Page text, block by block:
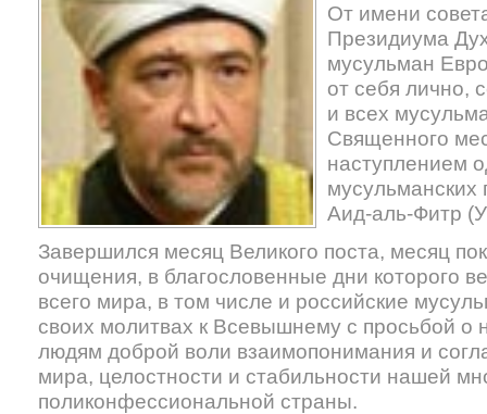
От имени
Президиума
мусульман
от себя лично,
и всех
Священного
наступлением
мусульманских
Аид-аль-Фитр
Завершился месяц Великого поста, месяц
очищения, в благословенные дни которого
всего мира, в том числе и российские
своих молитвах к Всевышнему с просьбой о
людям доброй воли взаимопонимания и
мира, целостности и стабильности нашей
поликонфессиональной страны.